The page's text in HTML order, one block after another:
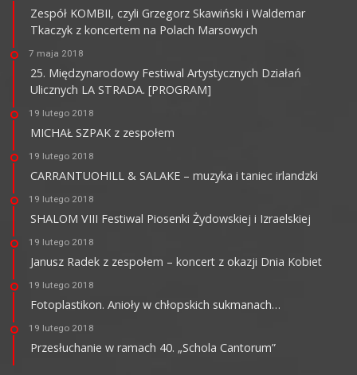
Zespół KOMBII, czyli Grzegorz Skawiński i Waldemar
Tkaczyk z koncertem na Polach Marsowych
7 maja 2018
25. Międzynarodowy Festiwal Artystycznych Działań
Ulicznych LA STRADA. [PROGRAM]
19 lutego 2018
MICHAŁ SZPAK z zespołem
19 lutego 2018
CARRANTUOHILL & SALAKE – muzyka i taniec irlandzki
19 lutego 2018
SHALOM VIII Festiwal Piosenki Żydowskiej i Izraelskiej
19 lutego 2018
Janusz Radek z zespołem – koncert z okazji Dnia Kobiet
19 lutego 2018
Fotoplastikon. Anioły w chłopskich sukmanach…
19 lutego 2018
Przesłuchanie w ramach 40. „Schola Cantorum”